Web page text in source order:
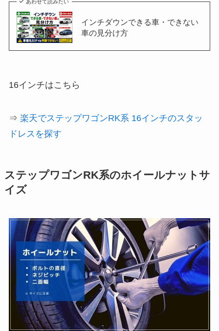
あわせて読みたい
インチダウンできる車・できない
車の見分け方
16インチはこちら
⇒ 楽天でステップワゴンRK系 16インチのスタッ
ドレスを探す
ステップワゴンRK系のホイールナットサ
イズ